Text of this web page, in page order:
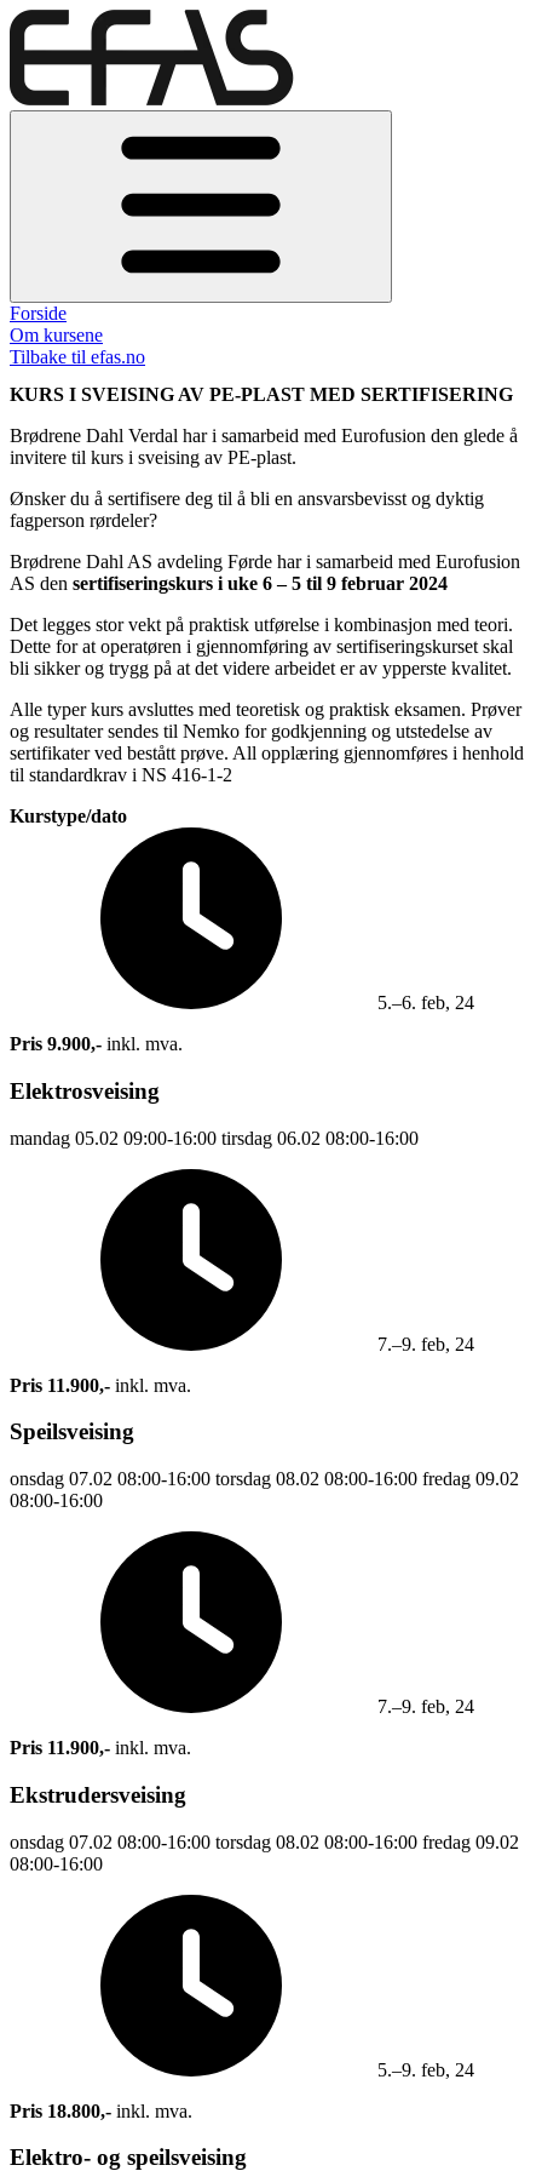
Forside
Om kursene
Tilbake til efas.no
KURS I SVEISING AV PE-PLAST MED SERTIFISERING
Brødrene Dahl Verdal har i samarbeid med Eurofusion den glede å
invitere til kurs i sveising av PE-plast.
Ønsker du å sertifisere deg til å bli en ansvarsbevisst og dyktig
fagperson rørdeler?
Brødrene Dahl AS avdeling Førde har i samarbeid med Eurofusion
AS den sertifiseringskurs i uke 6 – 5 til 9 februar 2024
Det legges stor vekt på praktisk utførelse i kombinasjon med teori.
Dette for at operatøren i gjennomføring av sertifiseringskurset skal
bli sikker og trygg på at det videre arbeidet er av ypperste kvalitet.
Alle typer kurs avsluttes med teoretisk og praktisk eksamen. Prøver
og resultater sendes til Nemko for godkjenning og utstedelse av
sertifikater ved bestått prøve. All opplæring gjennomføres i henhold
til standardkrav i NS 416-1-2
Kurstype/dato
5.–6. feb, 24
Pris 9.900,- inkl. mva.
Elektrosveising
mandag 05.02 09:00-16:00 tirsdag 06.02 08:00-16:00
7.–9. feb, 24
Pris 11.900,- inkl. mva.
Speilsveising
onsdag 07.02 08:00-16:00 torsdag 08.02 08:00-16:00 fredag 09.02
08:00-16:00
7.–9. feb, 24
Pris 11.900,- inkl. mva.
Ekstrudersveising
onsdag 07.02 08:00-16:00 torsdag 08.02 08:00-16:00 fredag 09.02
08:00-16:00
5.–9. feb, 24
Pris 18.800,- inkl. mva.
Elektro- og speilsveising